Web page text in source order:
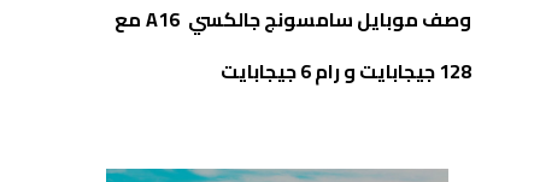
وصف موبايل سامسونج جالكسي A16مع
128 جيجابايت و رام 6 جيجابايت